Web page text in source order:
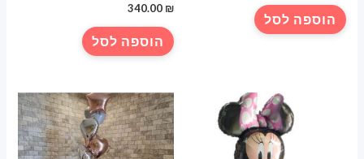
הוספה לסל
340.00 ₪
הוספה לסל